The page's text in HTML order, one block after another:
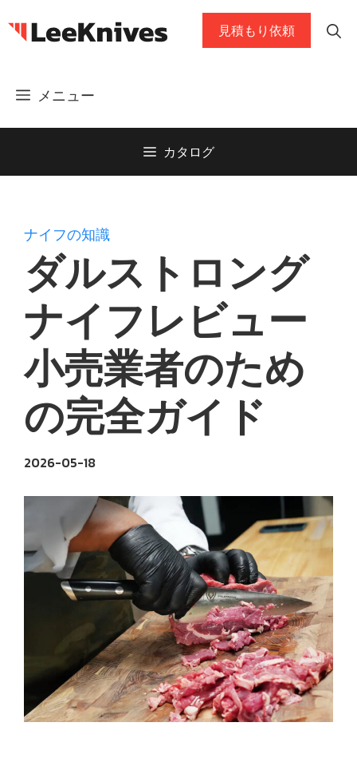
ン
ッ
メニュー
見積もり依頼
カタログ
ナイフの知識
ダルストロング
ナイフレビュー
小売業者のため
の完全ガイド
2026-05-18